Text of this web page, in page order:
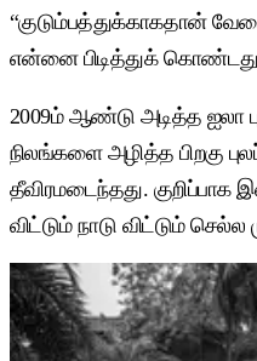
“குடும்பத்துக்காகதான்
என்னை பிடித்துக்
2009ம் ஆண்டு அடித்த ஐலா
நிலங்களை அழித்த பிறகு
தீவிரமடைந்தது.
விட்டும் நாடு விட்டும்